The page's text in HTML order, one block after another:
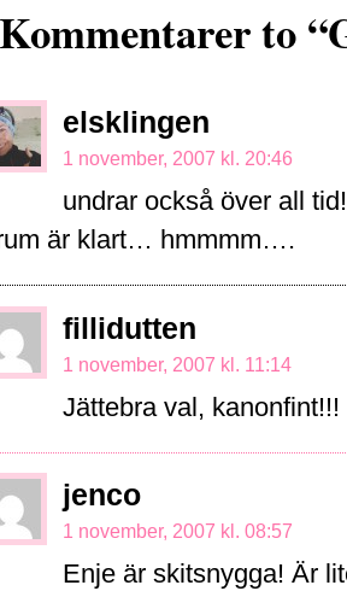
to
elsklingen
1 november, 2007 kl. 20:46
undrar också över all
är klart… hmmmm….
fillidutten
1 november, 2007 kl. 11:14
Jättebra val,
jenco
1 november, 2007 kl. 08:57
Enje är skitsnygga! Är